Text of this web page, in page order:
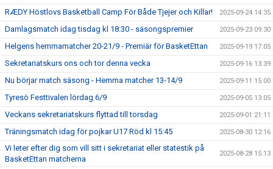
RÆDY Höstlovs Basketball Camp För Både Tjejer och Killar! 2025-09-24 14:35
Damlagsmatch idag tisdag kl 18:30 - säsongspremier 2025-09-23 09:30
Helgens hemmamatcher 20-21/9 - Premiär för BasketEttan 2025-09-19 17:05
Sekretariatskurs ons och tor denna vecka 2025-09-16 13:39
Nu börjar match säsong - Hemma matcher 13-14/9 2025-09-11 15:00
Tyresö Festtivalen lördag 6/9 2025-09-05 13:05
Veckans sekretariatskurs flyttad till torsdag 2025-09-01 21:11
Träningsmatch idag för pojkar U17 Röd kl 15:45 2025-08-30 12:16
Vi leter efter dig som vill sitt i sekretariat eller statestik på
BasketEttan matcherna
2025-08-28 15:13